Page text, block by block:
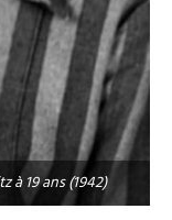
à 19 ans (1942)